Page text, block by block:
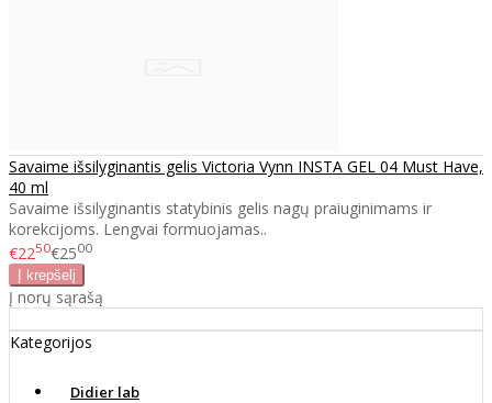
Savaime išsilyginantis gelis Victoria Vynn INSTA GEL 04 Must Have,
40 ml
Savaime išsilyginantis statybinis gelis nagų praiuginimams ir
korekcijoms. Lengvai formuojamas..
€2250€2500
Į norų sąrašą
Kategorijos
Didier lab